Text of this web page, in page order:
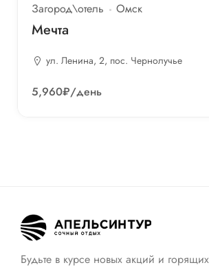
Загород\отель Омск
Мечта
ул. Ленина, 2, пос. Чернолучье
5,960₽/день
Будьте в курсе новых акций и